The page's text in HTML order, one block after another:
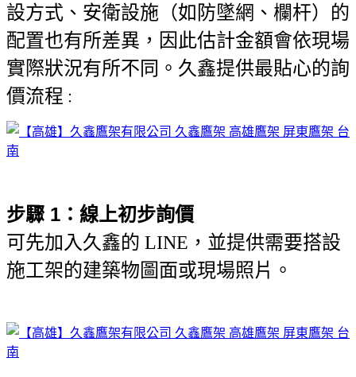
設方式、安衛設施（如防墜網、欄杆）的
配置也有所差異，因此估計金額會依現場
實際狀況有所不同。久鑫提供最貼心的詢
價流程 ：
步驟 1：線上初步詢價
可先加入久鑫的 LINE，並提供需要搭設
施工架的建築物圖面或現場照片。